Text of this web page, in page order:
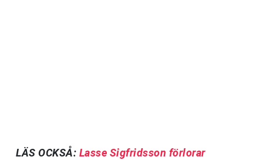
LÄS OCKSÅ: Lasse Sigfridsson förlorar